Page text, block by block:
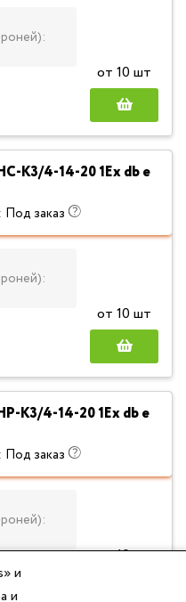
от 10 шт
К3/4-14-20 1Ex db e
Под заказ
от 10 шт
К3/4-14-20 1Ex db e
Под заказ
от 10 шт
и
и